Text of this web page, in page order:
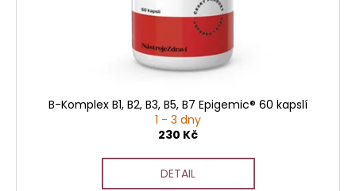
B-Komplex B1, B2, B3, B5, B7 Epigemic® 60 kapslí
1 - 3 dny
230 Kč
DETAIL